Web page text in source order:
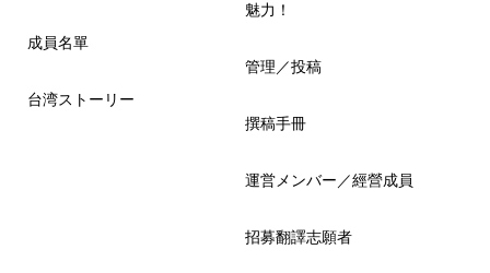
成員名單
台湾ストーリー
魅力！
管理／投稿
撰稿手冊
運営メンバー／經營成員
招募翻譯志願者